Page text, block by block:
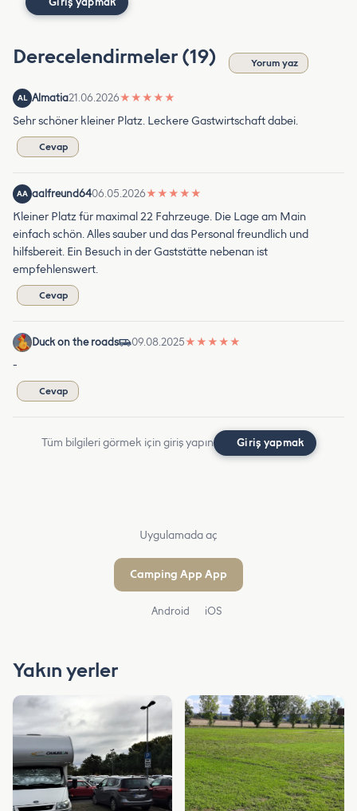
Derecelendirmeler (19) Yorum yaz
AL Almatia21.06.2026★ ★ ★ ★ ★
Sehr schöner kleiner Platz. Leckere Gastwirtschaft dabei.
Cevap
AA aalfreund6406.05.2026★ ★ ★ ★ ★
Kleiner Platz für maximal 22 Fahrzeuge. Die Lage am Main
einfach schön. Alles sauber und das Personal freundlich und
hilfsbereit. Ein Besuch in der Gaststätte nebenan ist
empfehlenswert.
Cevap
Duck on the roads 09.08.2025★ ★ ★ ★ ★
-
Cevap
Tüm bilgileri görmek için giriş yapın Giriş yapmak
Uygulamada aç
Camping App App
Android iOS
Yakın yerler